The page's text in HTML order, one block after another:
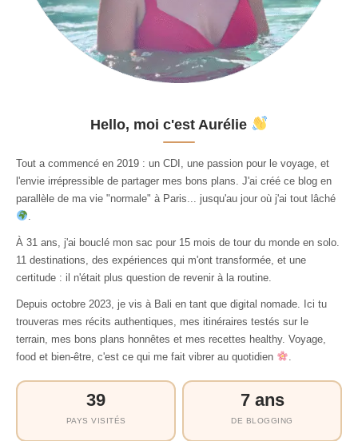
Hello, moi c'est Aurélie
Tout a commencé en 2019 : un CDI, une passion pour le voyage, et
l'envie irrépressible de partager mes bons plans. J'ai créé ce blog en
parallèle de ma vie "normale" à Paris... jusqu'au jour où j'ai tout lâché
À 31 ans, j'ai bouclé mon sac pour 15 mois de tour du monde en solo.
11 destinations, des expériences qui m'ont transformée, et une
certitude : il n'était plus question de revenir à la routine.
Depuis octobre 2023, je vis à Bali en tant que digital nomade. Ici tu
trouveras mes récits authentiques, mes itinéraires testés sur le
terrain, mes bons plans honnêtes et mes recettes healthy. Voyage,
food et bien-être, c'est ce qui me fait vibrer au quotidien
39
PAYS VISITÉS
7 ans
DE BLOGGING